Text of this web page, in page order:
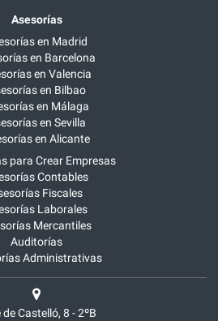
Asesorías
en Madrid
en Barcelona
en Valencia
en Bilbao
en Málaga
en Sevilla
en Alicante
para Crear Empresas
Contables
Fiscales
Laborales
Mercantiles
Auditorías
Administrativas
de Castelló, 8 - 2ºB